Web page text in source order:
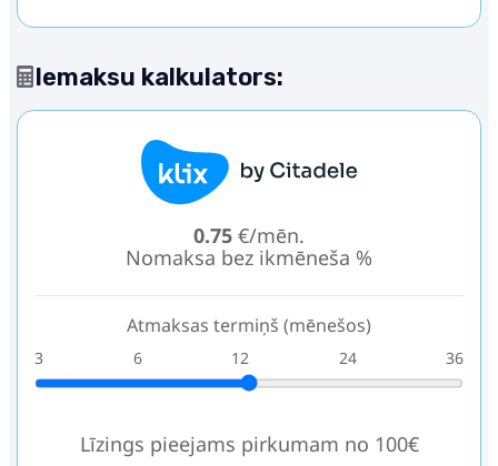
Iemaksu kalkulators:
0.75 €/mēn.
Nomaksa bez ikmēneša %
Atmaksas termiņš (mēnešos)
3 6 12 24 36
Līzings pieejams pirkumam no 100€